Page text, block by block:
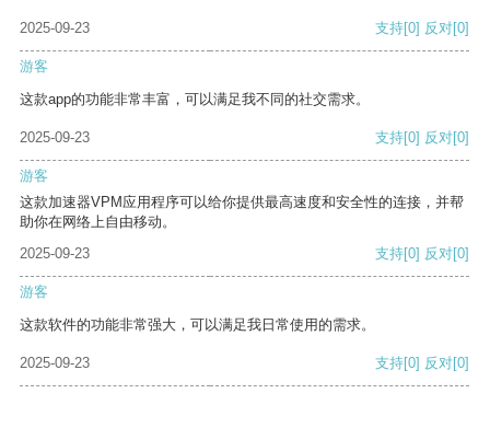
2025-09-23 支持[0] 反对[0]
游客
这款app的功能非常丰富，可以满足我不同的社交需求。
2025-09-23 支持[0] 反对[0]
游客
这款加速器VPM应用程序可以给你提供最高速度和安全性的连接，并帮
助你在网络上自由移动。
2025-09-23
支持[0] 反对[0]
游客
这款软件的功能非常强大，可以满足我日常使用的需求。
2025-09-23 支持[0] 反对[0]